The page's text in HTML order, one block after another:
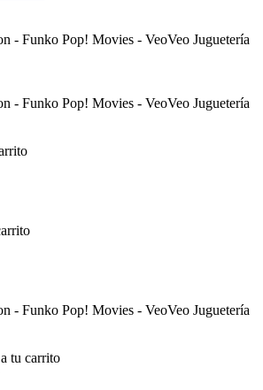
tu carrito